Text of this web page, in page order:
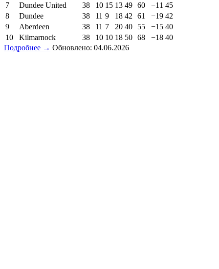
7 Dundee United 38 10 15 13 49 60 −11 45
8
Dundee 38 11 9 18 42 61 −19 42
9
Aberdeen 38 11 7 20 40 55 −15 40
10
Kilmarnock 38 10 10 18 50 68 −18 40
Подробнее → Обновлено: 04.06.2026